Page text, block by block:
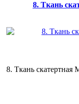
8. Ткань
8. Ткань скатертная